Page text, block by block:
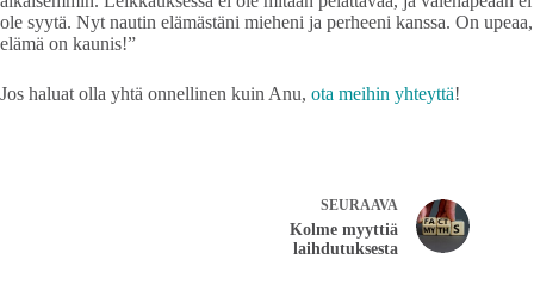
ole syytä. Nyt nautin elämästäni mieheni ja perheeni kanssa. On upeaa,
elämä on kaunis!”
Jos haluat olla yhtä onnellinen kuin Anu, ota meihin yhteyttä!
SEURAAVA
Kolme myyttiä
laihdutuksesta